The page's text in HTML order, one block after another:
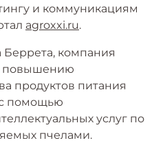
и коммуникациям
agroxxi.ru.
Беррета, компания
повышению
продуктов питания
помощью
услуг по
пчелами.